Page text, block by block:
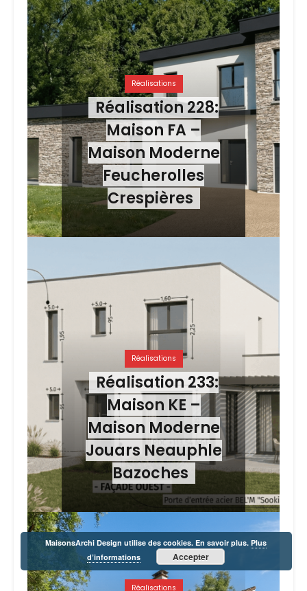
Réalisations
Réalisation 228:
Maison FA –
Maison Moderne
Feucherolles
Crespières
Réalisations
Réalisation 233:
Maison KE –
Maison Moderne
Jouars Neauphle
Bazoches
Réalisations
MaisonsArchi Design utilise des cookies. En savoir plus.Plus
d’informations
Accepter